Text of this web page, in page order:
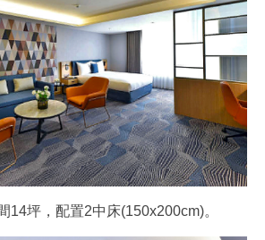
14坪，配置2中床(150x200cm)。